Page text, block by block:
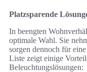
Platzsparende
In beengten
optimale Wahl. Sie
sorgen dennoch für
Liste zeigt einige
Beleuchtungslösungen: